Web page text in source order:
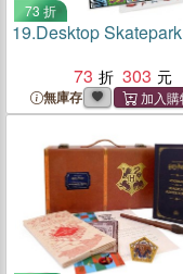
73 折
19.Desktop Skatepark
73
303
無庫存